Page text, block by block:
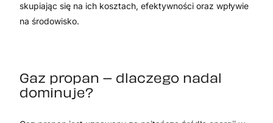
skupiając się na ich kosztach, efektywności oraz wpływie
na środowisko.
Gaz propan – dlaczego nadal
dominuje?